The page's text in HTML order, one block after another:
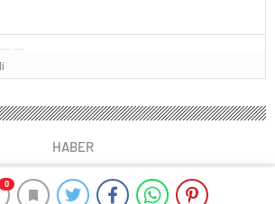
0
HABER